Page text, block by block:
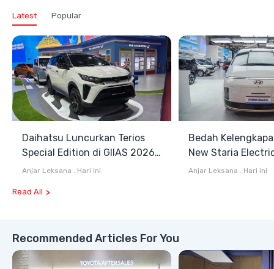
Latest Popular
Daihatsu Luncurkan Terios
Special Edition di GIIAS 2026,
Stok Terbatas
Anjar Leksana . Hari ini
Bedah
New Staria
Hybrid yang
Anjar Leksana . Hari ini
Read All
Recommended Articles For You